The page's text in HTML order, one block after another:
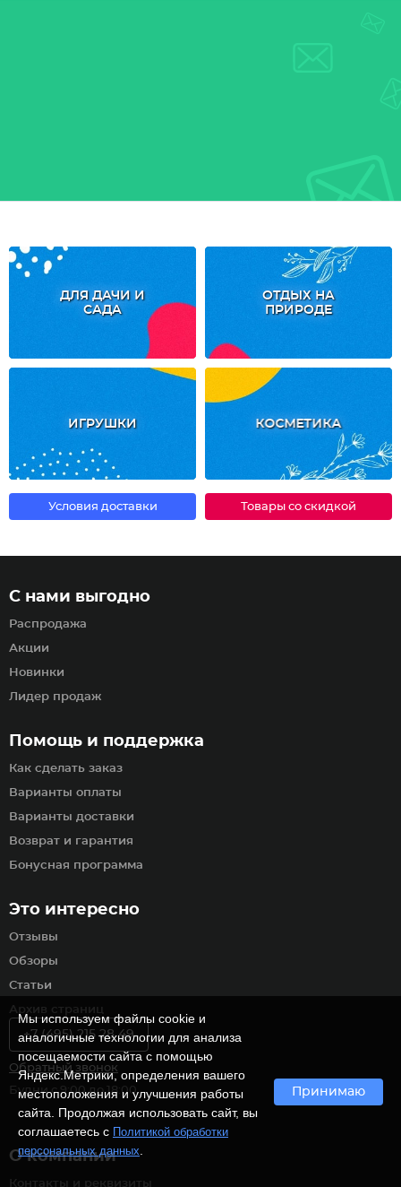
ДЛЯ ДАЧИ И
САДА
ОТДЫХ НА
ПРИРОДЕ
ИГРУШКИ КОСМЕТИКА
Условия доставки Товары со скидкой
Помощь и поддержка
Как сделать заказ
Варианты оплаты
Варианты доставки
Возврат и гарантия
Бонусная программа
С нами выгодно
Распродажа
Акции
Новинки
Лидер продаж
Это интересно
Отзывы
Обзоры
Статьи
Архив страниц
О компании
Контакты и реквизиты
+7 (495) 215 28 49
Обратный звонок
Будни с 9:00 до 18:00
Мы используем файлы cookie и
аналогичные технологии для анализа
посещаемости сайта с помощью
Яндекс.Метрики, определения вашего
местоположения и улучшения работы
сайта. Продолжая использовать сайт, вы
соглашаетесь с Политикой обработки
персональных данных
Принимаю